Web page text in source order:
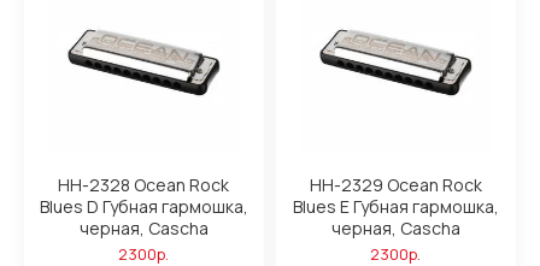
HH-2328 Ocean Rock
Blues D Губная гармошка,
черная, Cascha
2300р.
HH-2329 Ocean Rock
Blues E Губная гармошка,
черная, Cascha
2300р.